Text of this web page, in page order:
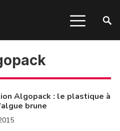
Algopack : le plastique à
brune